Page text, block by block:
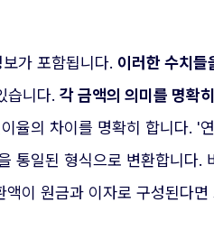
가 포함됩니다. 이러한 수치들
습니다. 각 금액의 의미를 명확
율의 차이를 명확히 합니다.
통일된 형식으로 변환합니다.
액이 원금과 이자로 구성된다